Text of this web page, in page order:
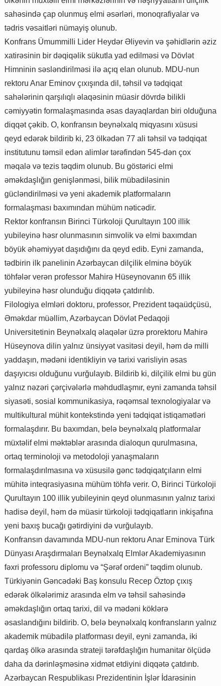
sahəsində çap olunmuş elmi əsərləri, monoqrafiyalar və
tədris vəsaitləri nümayiş olunub.
Konfrans Ümummilli Lider Heydər Əliyevin və şəhidlərin əziz
xatirəsinin bir dəqiqəlik sükutla yad edilməsi və Dövlət
Himninin səsləndirilməsi ilə açıq elan olunub. MDU-nun
rektoru Anar Eminov çıxışında dil, təhsil və tədqiqat
sahələrinin qarşılıqlı əlaqəsinin müasir dövrdə bilikli
cəmiyyətin formalaşmasında əsas dayaqlardan biri olduğuna
diqqət çəkib. O, konfransın beynəlxalq miqyasını xüsusi
qeyd edərək bildirib ki, 23 ölkədən 77 ali təhsil və tədqiqat
institutunu təmsil edən alimlər tərəfindən 545-dən çox
məqalə və tezis təqdim olunub. Bu göstərici elmi
əməkdaşlığın genişlənməsi, bilik mübadiləsinin
gücləndirilməsi və yeni akademik platformaların
formalaşması baxımından mühüm nəticədir.
Rektor konfransın Birinci Türkoloji Qurultayın 100 illik
yubileyinə həsr olunmasının simvolik və elmi baxımdan
böyük əhəmiyyət daşıdığını da qeyd edib. Eyni zamanda,
tədbirin ilk panelinin Azərbaycan dilçilik elminə böyük
töhfələr verən professor Mahirə Hüseynovanın 65 illik
yubileyinə həsr olunduğu diqqətə çatdırılıb.
Filologiya elmləri doktoru, professor, Prezident təqaüdçüsü,
Əməkdar müəllim, Azərbaycan Dövlət Pedaqoji
Universitetinin Beynəlxalq əlaqələr üzrə prorektoru Mahirə
Hüseynova dilin yalnız ünsiyyət vasitəsi deyil, həm də milli
yaddaşın, mədəni identikliyin və tarixi varisliyin əsas
daşıyıcısı olduğunu vurğulayıb. Bildirib ki, dilçilik elmi bu gün
yalnız nəzəri çərçivələrlə məhdudlaşmır, eyni zamanda təhsil
siyasəti, sosial kommunikasiya, rəqəmsal texnologiyalar və
multikultural mühit kontekstində yeni tədqiqat istiqamətləri
formalaşdırır. Bu baxımdan, belə beynəlxalq platformalar
müxtəlif elmi məktəblər arasında dialoqun qurulmasına,
ortaq terminoloji və metodoloji yanaşmaların
formalaşdırılmasına və xüsusilə gənc tədqiqatçıların elmi
mühitə inteqrasiyasına mühüm töhfə verir. O, Birinci Türkoloji
Qurultayın 100 illik yubileyinin qeyd olunmasının yalnız tarixi
hadisə deyil, həm də müasir türkoloji tədqiqatların inkişafına
yeni baxış bucağı gətirdiyini də vurğulayıb.
Konfransın davamında MDU-nun rektoru Anar Eminova Türk
Dünyası Araşdırmaları Beynəlxalq Elmlər Akademiyasının
fəxri professoru diplomu və “Şərəf ordeni” təqdim olunub.
Türkiyənin Gəncədəki Baş konsulu Recep Öztop çıxış
edərək ölkələrimiz arasında elm və təhsil sahəsində
əməkdaşlığın ortaq tarixi, dil və mədəni köklərə
əsaslandığını bildirib. O, belə beynəlxalq konfransların yalnız
akademik mübadilə platforması deyil, eyni zamanda, iki
qardaş ölkə arasında strateji tərəfdaşlığın humanitar ölçüdə
daha da dərinləşməsinə xidmət etdiyini diqqətə çatdırıb.
Azərbaycan Respublikası Prezidentinin İşlər İdarəsinin